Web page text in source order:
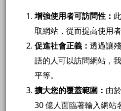
增強使用者可訪問性：
取網站，從而提高使用
促進社會正義： 透過讓
語的人可以訪問網站，
平等。
擴大您的覆蓋範圍： 由
30 億人面臨著輸入網站